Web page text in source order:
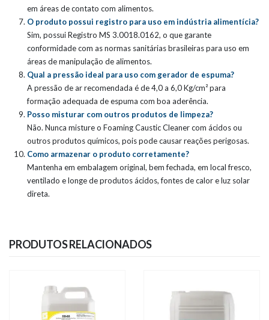
em áreas de contato com alimentos.
O produto possui registro para uso em indústria alimentícia?
Sim, possui Registro MS 3.0018.0162, o que garante
conformidade com as normas sanitárias brasileiras para uso em
áreas de manipulação de alimentos.
Qual a pressão ideal para uso com gerador de espuma?
A pressão de ar recomendada é de 4,0 a 6,0 Kg/cm² para
formação adequada de espuma com boa aderência.
Posso misturar com outros produtos de limpeza?
Não. Nunca misture o Foaming Caustic Cleaner com ácidos ou
outros produtos químicos, pois pode causar reações perigosas.
Como armazenar o produto corretamente?
Mantenha em embalagem original, bem fechada, em local fresco,
ventilado e longe de produtos ácidos, fontes de calor e luz solar
direta.
PRODUTOS RELACIONADOS